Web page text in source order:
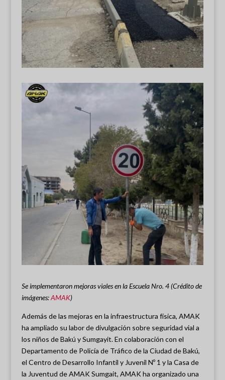
Se implementaron mejoras viales en la Escuela Nro. 4 (Crédito de
imágenes:AMAK)
Además de las mejoras en la infraestructura física, AMAK
ha ampliado su labor de divulgación sobre seguridad vial a
los niños de Bakú y Sumgayit. En colaboración con el
Departamento de Policía de Tráfico de la Ciudad de Bakú,
el Centro de Desarrollo Infantil y Juvenil Nº 1 y la Casa de
la Juventud de AMAK Sumgait, AMAK ha organizado una